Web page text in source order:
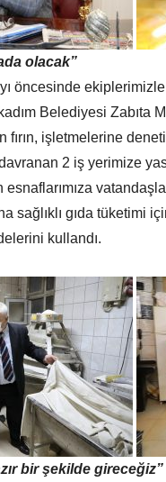
olacak”
öncesinde
Belediyesi Zabıta
fırın, işletmelerine
2 iş yerimize
sağlıklı gıda tüketimi
kullandı.
bir şekilde gireceğiz”